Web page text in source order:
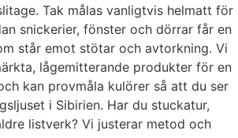
Tak målas vanligtvis helmatt för
snickerier, fönster och dörrar får en
står emot stötar och avtorkning. Vi
lågemitterande produkter för en
kan provmåla kulörer så att du ser
i Sibirien. Har du stuckatur,
listverk? Vi justerar metod och